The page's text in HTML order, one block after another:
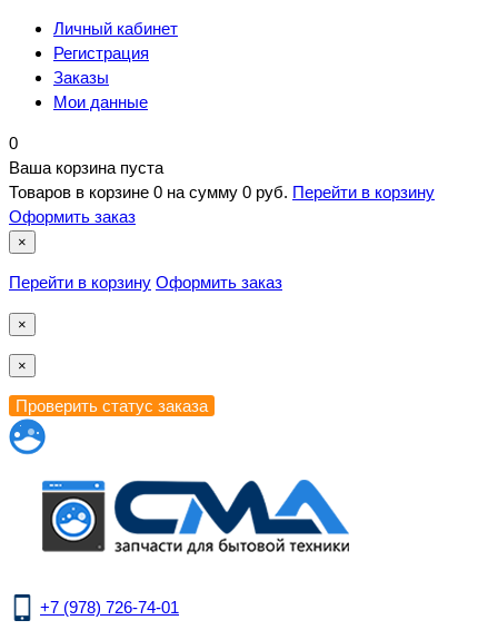
Личный кабинет
Регистрация
Заказы
Мои данные
0
Ваша корзина пуста
Товаров в корзине 0 на сумму 0 руб. Перейти в корзину
Оформить заказ
×
Перейти в корзину Оформить заказ
×
×
+7 (978) 726-74-01